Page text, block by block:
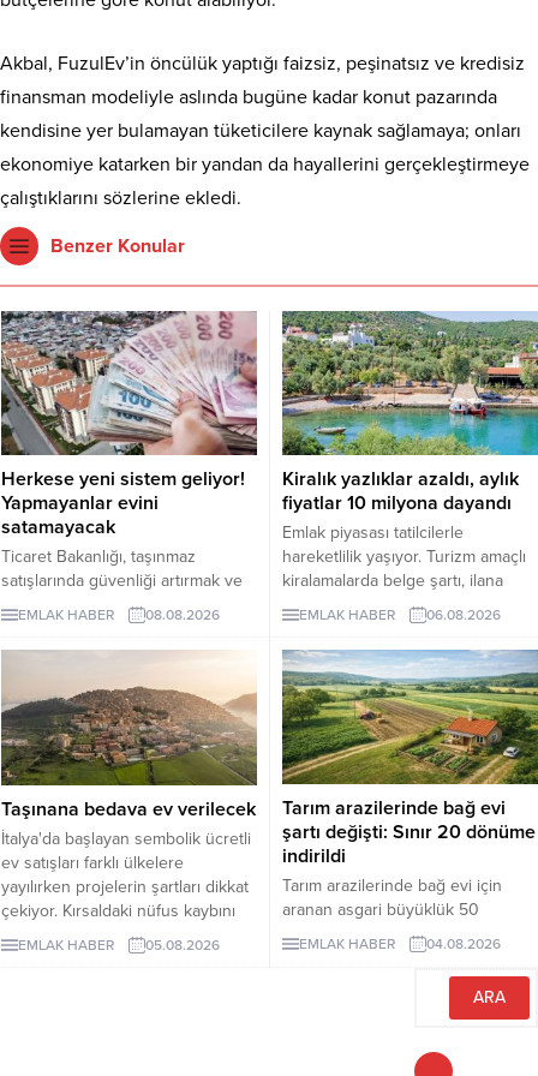
Akbal, FuzulEv’in öncülük yaptığı faizsiz, peşinatsız ve kredisiz
finansman modeliyle aslında bugüne kadar konut pazarında
kendisine yer bulamayan tüketicilere kaynak sağlamaya; onları
ekonomiye katarken bir yandan da hayallerini gerçekleştirmeye
çalıştıklarını sözlerine ekledi.
Benzer Konular
Herkese yeni sistem geliyor!
Yapmayanlar evini
satamayacak
Ticaret Bakanlığı, taşınmaz
satışlarında güvenliği artırmak ve
dolandırıcılık riskini azaltmak
amacıyla hayata geçireceği
Güvenli Ödeme Sistemi'nin
2026'ya erteledi. Düzenlemeyle
birlikte konut ve diğer taşınmaz
alım satımlarında ödeme
işlemlerinin daha güvenli bir
hedefleniyor.
EMLAK HABER 08.08.2026
Kiralık yazlıklar azaldı, aylık
fiyatlar 10 milyona dayandı
Emlak piyasası tatilcilerle
hareketlilik yaşıyor. Turizm amaçlı
kiralamalarda belge şartı, ilana
çıkan günlük kiralık mülk sayısını 7
binin altına düşürürken, fiyatlar da
yukarı çıktı. Akdeniz ve Ege’de
yazlıkların günlük kirası 6 bin lira
ile 75 bin lira arasında değişti.
Lüks villaların aylık kira tutarları 10
milyon liraya kadar yükseldi.
Sektör...
EMLAK HABER 06.08.2026
Taşınana bedava ev verilecek
İtalya'da başlayan sembolik ücretli
ev satışları farklı ülkelere
yayılırken projelerin şartları dikkat
çekiyor. Kırsaldaki nüfus kaybını
önlemeyi amaçlayan
uygulamalarda evler ücretsiz veya
EMLAK HABER 05.08.2026
Tarım arazilerinde bağ evi
şartı değişti: Sınır 20 dönüme
indirildi
Tarım arazilerinde bağ evi için
aranan asgari büyüklük 50
dönümden 20 dönüme indirildi.
Düzenleme, izinsiz bungalovları
otomatik olarak yasallaştırmıyor.
EMLAK HABER 04.08.2026